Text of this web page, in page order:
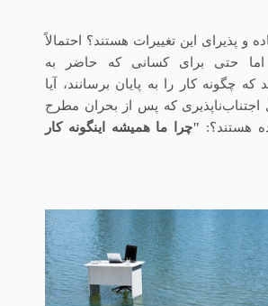
و پذیرای این تغییرات هستند؟ احتمالاً
اما حتی برای کسانی که حاضر به
که چگونه کار را به پایان برسانند، آیا
اجتناب‌ناپذیری که پس از بحران مطرح
هستند؟: "چرا ما همیشه اینگونه کار